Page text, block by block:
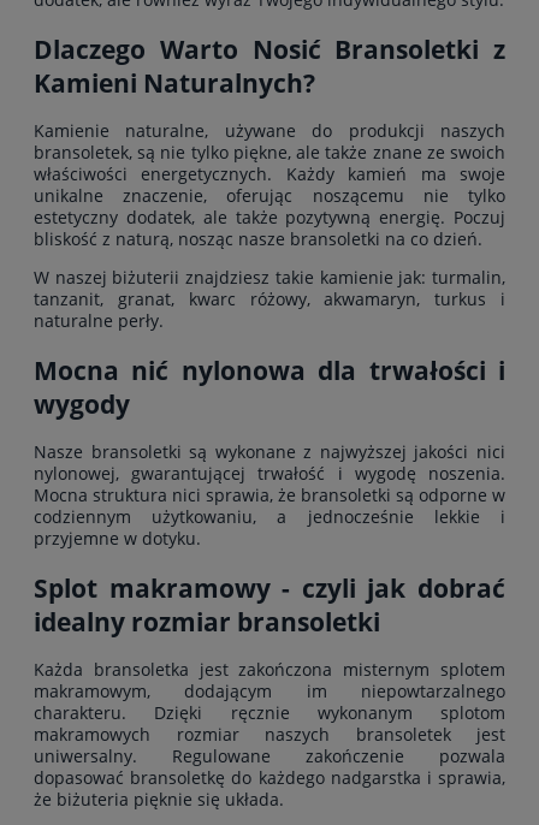
Dlaczego Warto Nosić Bransoletki z
Kamieni Naturalnych?
Kamienie naturalne, używane do produkcji naszych
bransoletek, są nie tylko piękne, ale także znane ze swoich
właściwości energetycznych. Każdy kamień ma swoje
unikalne znaczenie, oferując noszącemu nie tylko
estetyczny dodatek, ale także pozytywną energię. Poczuj
bliskość z naturą, nosząc nasze bransoletki na co dzień.
W naszej biżuterii znajdziesz takie kamienie jak: turmalin,
tanzanit, granat, kwarc różowy, akwamaryn, turkus i
naturalne perły.
Mocna nić nylonowa dla trwałości i
wygody
Nasze bransoletki są wykonane z najwyższej jakości nici
nylonowej, gwarantującej trwałość i wygodę noszenia.
Mocna struktura nici sprawia, że bransoletki są odporne w
codziennym użytkowaniu, a jednocześnie lekkie i
przyjemne w dotyku.
Splot makramowy - czyli jak dobrać
idealny rozmiar bransoletki
Każda bransoletka jest zakończona misternym splotem
makramowym, dodającym im niepowtarzalnego
charakteru. Dzięki ręcznie wykonanym splotom
makramowych rozmiar naszych bransoletek jest
uniwersalny. Regulowane zakończenie pozwala
dopasować bransoletkę do każdego nadgarstka i sprawia,
że biżuteria pięknie się układa.